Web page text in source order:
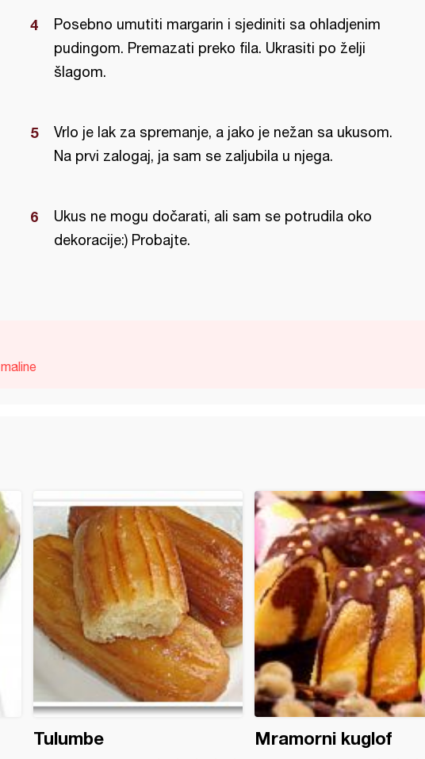
Posebno umutiti margarin i sjediniti sa ohladjenim
pudingom. Premazati preko fila. Ukrasiti po želji
šlagom.
Vrlo je lak za spremanje, a jako je nežan sa ukusom.
Na prvi zalogaj, ja sam se zaljubila u njega.
Ukus ne mogu dočarati, ali sam se potrudila oko
dekoracije:) Probajte.
maline
Tulumbe Mramorni kuglof